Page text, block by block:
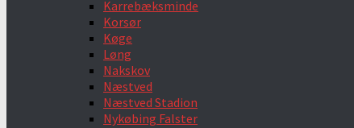
Karrebæksminde
Korsør
Køge
Løng
Nakskov
Næstved
Næstved Stadion
Nykøbing Falster